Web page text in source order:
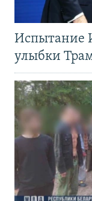
Испытание
улыбки